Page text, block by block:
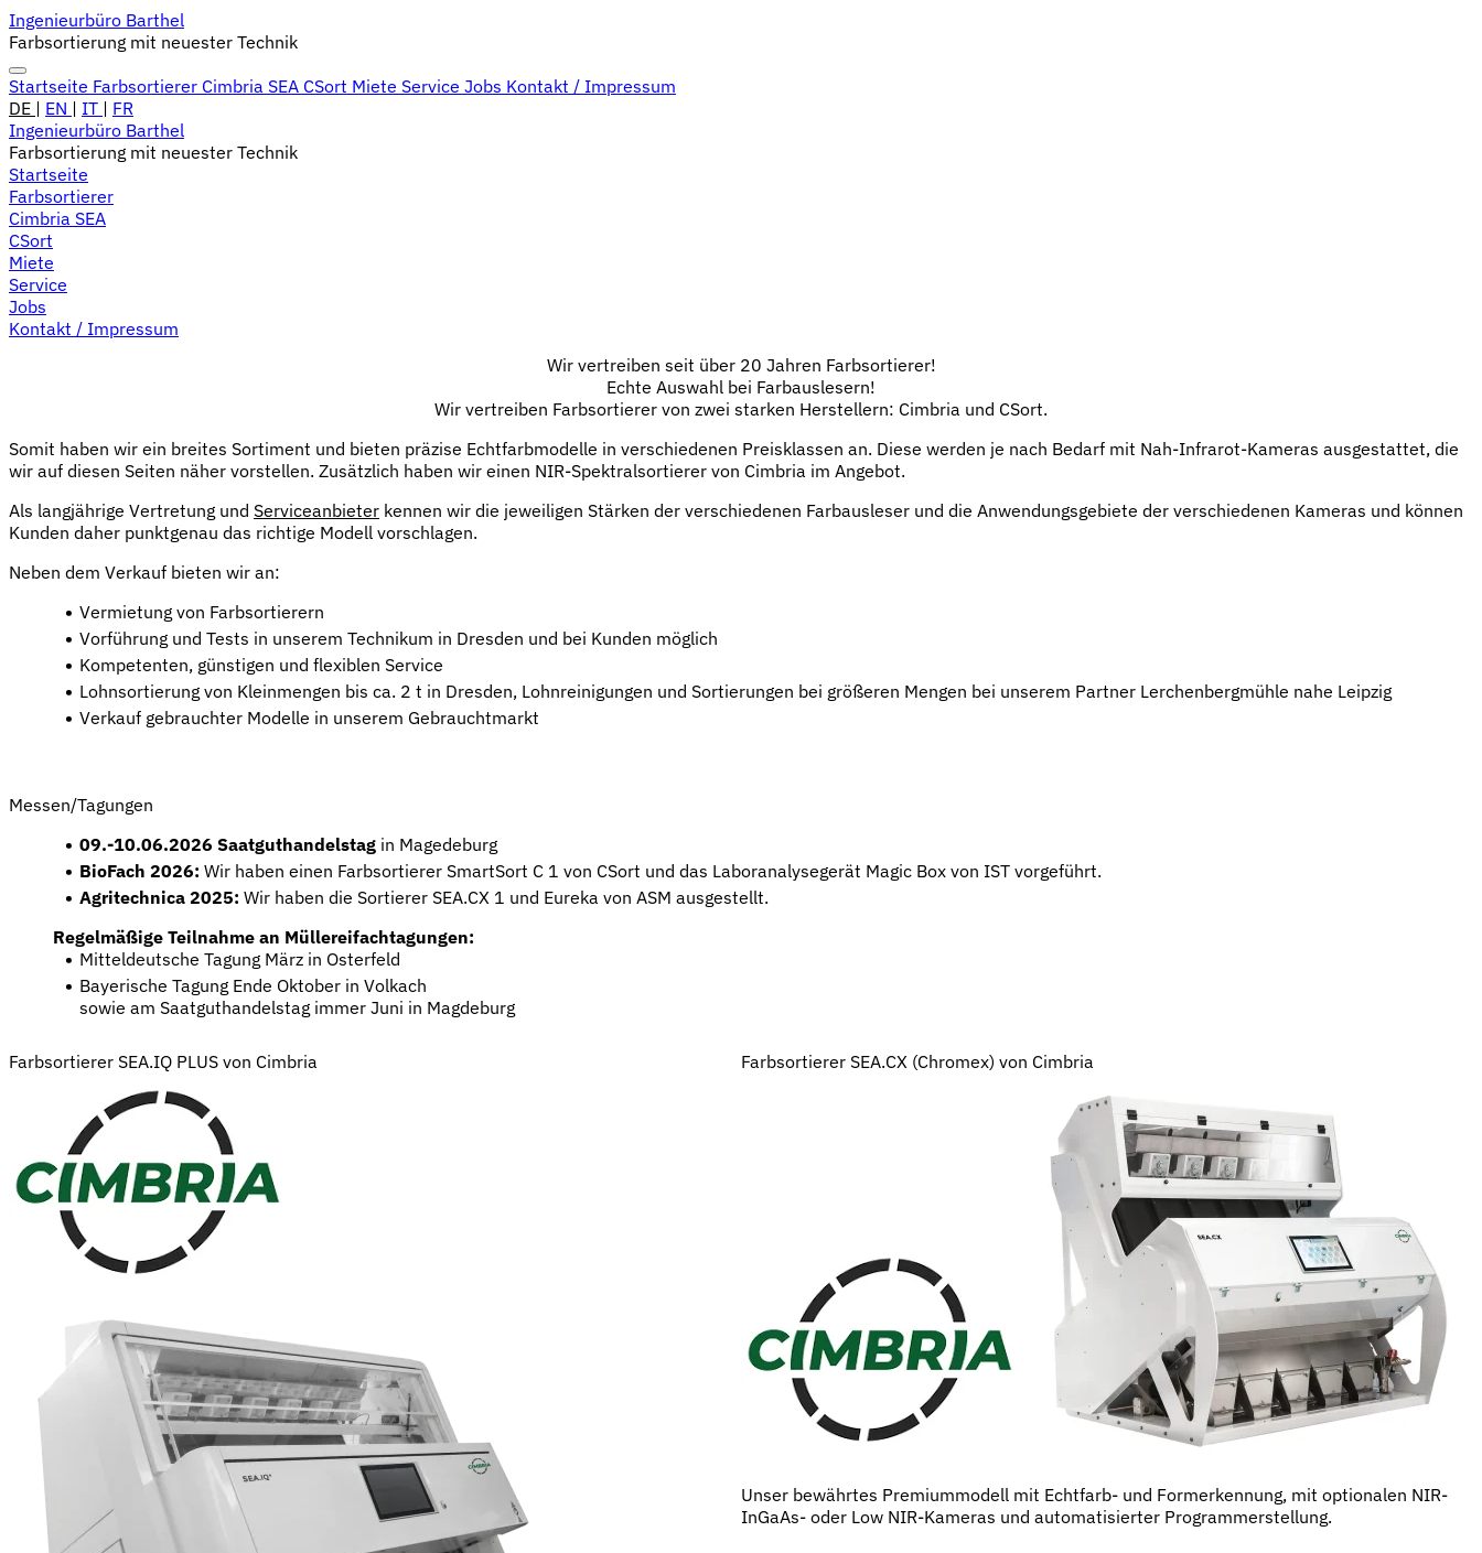
Ingenieurbüro Barthel
Farbsortierung mit neuester Technik
Startseite Farbsortierer Cimbria SEA CSort Miete Service Jobs Kontakt / Impressum
DE | EN | IT | FR
Ingenieurbüro Barthel
Farbsortierung mit neuester Technik
Startseite
Farbsortierer
Cimbria SEA
CSort
Miete
Service
Jobs
Kontakt / Impressum
Wir vertreiben seit über 20 Jahren Farbsortierer!
Echte Auswahl bei Farbauslesern!
Wir vertreiben Farbsortierer von zwei starken Herstellern: Cimbria und CSort.
Somit haben wir ein breites Sortiment und bieten präzise Echtfarbmodelle in verschiedenen Preisklassen an. Diese werden je nach Bedarf mit Nah-Infrarot-Kameras ausgestattet, die
wir auf diesen Seiten näher vorstellen. Zusätzlich haben wir einen NIR-Spektralsortierer von Cimbria im Angebot.
Als langjährige Vertretung und Serviceanbieter kennen wir die jeweiligen Stärken der verschiedenen Farbausleser und die Anwendungsgebiete der verschiedenen Kameras und können
Kunden daher punktgenau das richtige Modell vorschlagen.
Neben dem Verkauf bieten wir an:
Vermietung von Farbsortierern
Vorführung und Tests in unserem Technikum in Dresden und bei Kunden möglich
Kompetenten, günstigen und flexiblen Service
Lohnsortierung von Kleinmengen bis ca. 2 t in Dresden, Lohnreinigungen und Sortierungen bei größeren Mengen bei unserem Partner Lerchenbergmühle nahe Leipzig
Verkauf gebrauchter Modelle in unserem Gebrauchtmarkt
Messen/Tagungen
09.-10.06.2026 Saatguthandelstag in Magedeburg
BioFach 2026: Wir haben einen Farbsortierer SmartSort C 1 von CSort und das Laboranalysegerät Magic Box von IST vorgeführt.
Agritechnica 2025: Wir haben die Sortierer SEA.CX 1 und Eureka von ASM ausgestellt.
Regelmäßige Teilnahme an Müllereifachtagungen:
Mitteldeutsche Tagung März in Osterfeld
Bayerische Tagung Ende Oktober in Volkach
sowie am Saatguthandelstag immer Juni in Magdeburg
Farbsortierer SEA.IQ PLUS von Cimbria Farbsortierer SEA.CX (Chromex) von Cimbria
Unser bewährtes Premiummodell mit Echtfarb- und Formerkennung, mit optionalen NIR-
InGaAs- oder Low NIR-Kameras und automatisierter Programmerstellung.